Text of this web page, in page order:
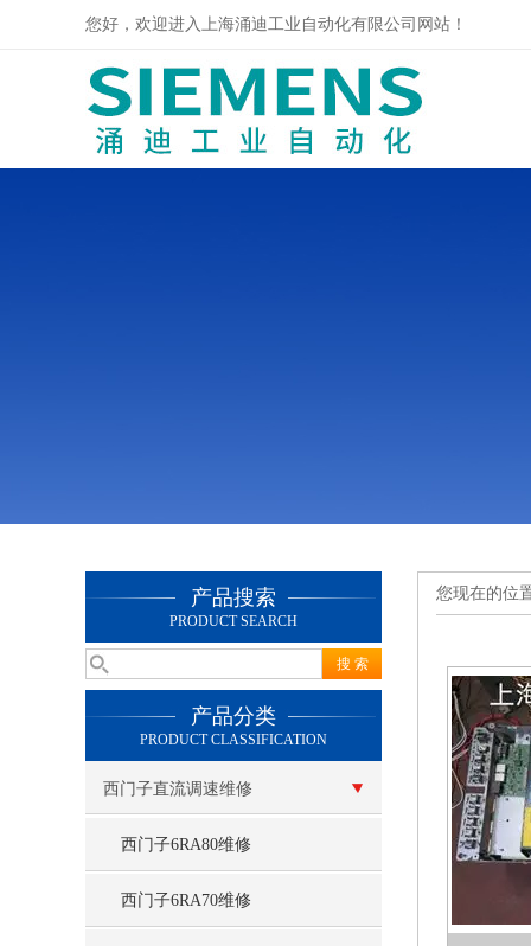
您好，欢迎进入上海涌迪工业自动化有限公司网站！
产品搜索
PRODUCT SEARCH
产品分类
PRODUCT CLASSIFICATION
西门子直流调速维修
西门子6RA80维修
西门子6RA70维修
您现在的位